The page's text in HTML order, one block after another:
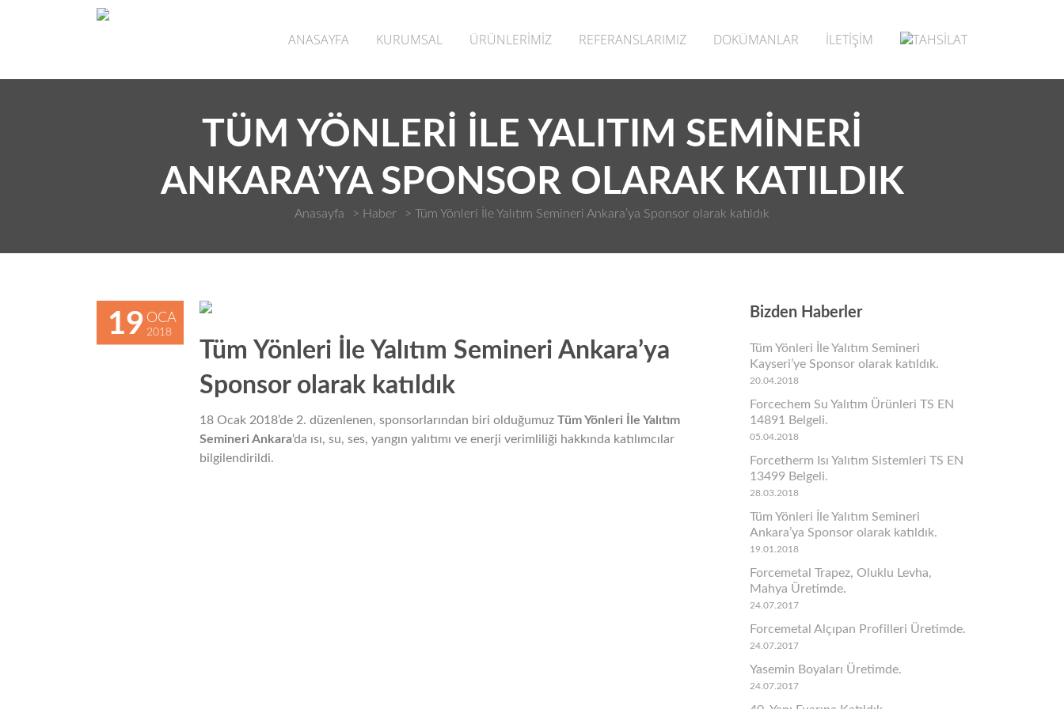
ANASAYFA KURUMSAL ÜRÜNLERİMİZ REFERANSLARIMIZ DOKÜMANLAR İLETİŞİM
TÜM YÖNLERI İLE YALITIM SEMINERI
ANKARA’YA SPONSOR OLARAK KATILDIK
Anasayfa > Haber > Tüm Yönleri İle Yalıtım Semineri Ankara’ya Sponsor olarak katıldık
19 OCA
2018
Tüm Yönleri İle Yalıtım Semineri Ankara’ya
Sponsor olarak katıldık
18 Ocak 2018’de 2. düzenlenen, sponsorlarından biri olduğumuz Tüm Yönleri İle Yalıtım
Semineri Ankara‘da ısı, su, ses, yangın yalıtımı ve enerji verimliliği hakkında katılımcılar
bilgilendirildi.
Bizden Haberler
Tüm Yönleri İle Yalıtım Semineri
Kayseri’ye Sponsor olarak katıldık.
20.04.2018
Forcechem Su Yalıtım Ürünleri TS EN
14891 Belgeli.
05.04.2018
Forcetherm Isı Yalıtım Sistemleri TS EN
13499 Belgeli.
28.03.2018
Tüm Yönleri İle Yalıtım Semineri
Ankara’ya Sponsor olarak katıldık.
19.01.2018
Forcemetal Trapez, Oluklu Levha,
Mahya Üretimde.
24.07.2017
Forcemetal Alçıpan Profilleri Üretimde.
24.07.2017
Yasemin Boyaları Üretimde.
24.07.2017